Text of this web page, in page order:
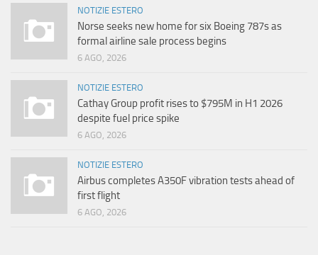
NOTIZIE ESTERO
Norse seeks new home for six Boeing 787s as
formal airline sale process begins
6 AGO, 2026
NOTIZIE ESTERO
Cathay Group profit rises to $795M in H1 2026
despite fuel price spike
6 AGO, 2026
NOTIZIE ESTERO
Airbus completes A350F vibration tests ahead of
first flight
6 AGO, 2026